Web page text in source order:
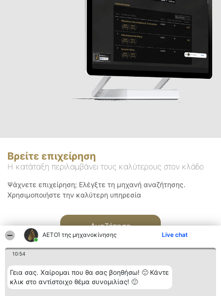
ΑΕΤΟΊ της μηχανοκίνησης Live chat
10:54
Γεια σας. Χαίρομαι που θα σας βοηθήσω! 🙂 Κάντε
κλικ στο αντίστοιχο θέμα συνομιλίας! 🙂
Βρείτε επιχείρηση
Η κατάταξη περιλαμβάνει τους καλύτερους στον κλάδο
Ψάχνετε επιχείρηση; Ελέγξτε τη μηχανή αναζήτησης.
Χρησιμοποιήστε την καλύτερη υπηρεσία
Αναζήτηση